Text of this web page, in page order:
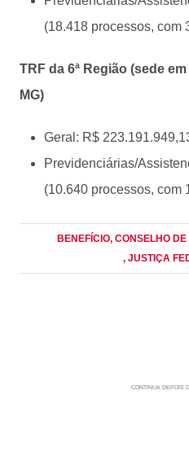
(18.418 processos, com
TRF da 6ª Região (sede
MG)
Geral: R$
Previdenciárias/
(10.640 processos, com
BENEFÍCIO, CONSELHO
, JUSTIÇA